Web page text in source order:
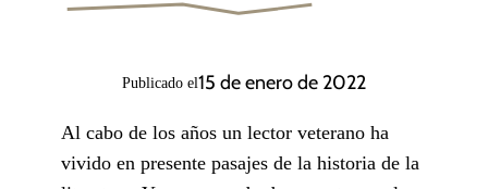
Publicado el15 de enero de 2022
Al cabo de los años un lector veterano ha
vivido en presente pasajes de la historia de la